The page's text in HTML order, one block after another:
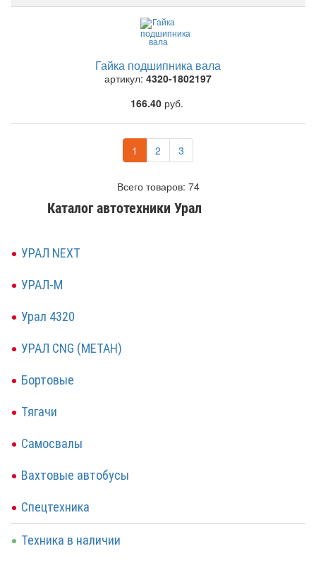
Каталог автотехники Урал
УРАЛ NEXT
УРАЛ-М
Урал 4320
УРАЛ CNG (МЕТАН)
Бортовые
Тягачи
Самосвалы
Вахтовые автобусы
Спецтехника
Техника в наличии
Гайка подшипника вала
артикул: 4320-1802197
166.40руб.
1 2 3
Всего товаров: 74